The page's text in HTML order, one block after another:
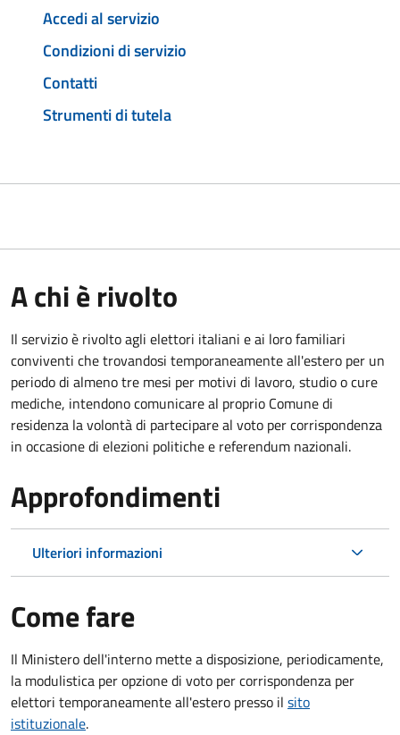
Accedi al servizio
Condizioni di servizio
Contatti
Strumenti di tutela
A chi è rivolto
Il servizio è rivolto agli elettori italiani e ai loro familiari
conviventi che trovandosi temporaneamente all'estero per un
periodo di almeno tre mesi per motivi di lavoro, studio o cure
mediche, intendono comunicare al proprio Comune di
residenza la volontà di partecipare al voto per corrispondenza
in occasione di elezioni politiche e referendum nazionali.
Approfondimenti
Ulteriori informazioni
Come fare
Il Ministero dell'interno mette a disposizione, periodicamente,
la modulistica per opzione di voto per corrispondenza per
elettori temporaneamente all'estero presso il sito
istituzionale.